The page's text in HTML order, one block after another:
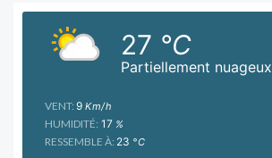
Partiellement nuageux
27 °C
VENT: 9 Km/h
HUMIDITÉ: 17 %
RESSEMBLE À: 23 °C